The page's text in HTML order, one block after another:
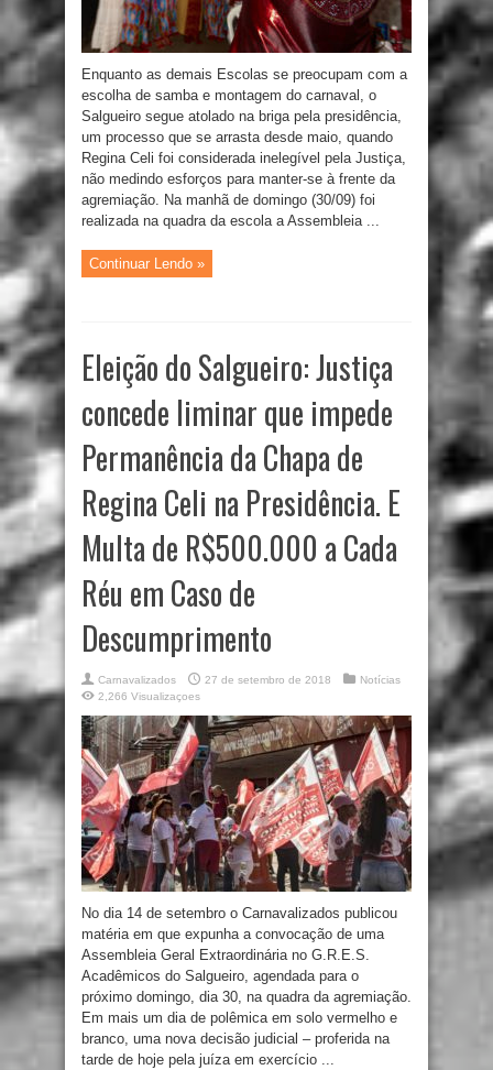
Enquanto as demais Escolas se preocupam com a
escolha de samba e montagem do carnaval, o
Salgueiro segue atolado na briga pela presidência,
um processo que se arrasta desde maio, quando
Regina Celi foi considerada inelegível pela Justiça,
não medindo esforços para manter-se à frente da
agremiação. Na manhã de domingo (30/09) foi
realizada na quadra da escola a Assembleia ...
Continuar Lendo »
Eleição do Salgueiro: Justiça
concede liminar que impede
Permanência da Chapa de
Regina Celi na Presidência. E
Multa de R$500.000 a Cada
Réu em Caso de
Descumprimento
Carnavalizados 27 de setembro de 2018
Notícias
2,266 Visualizaçoes
No dia 14 de setembro o Carnavalizados publicou
matéria em que expunha a convocação de uma
Assembleia Geral Extraordinária no G.R.E.S.
Acadêmicos do Salgueiro, agendada para o
próximo domingo, dia 30, na quadra da agremiação.
Em mais um dia de polêmica em solo vermelho e
branco, uma nova decisão judicial – proferida na
tarde de hoje pela juíza em exercício ...